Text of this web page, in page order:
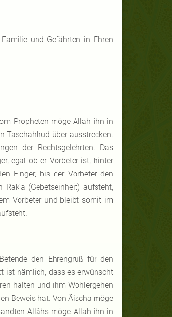
und Gefährten in Ehren
Propheten möge Allah ihn in
Taschahhud über ausstrecken.
der Rechtsgelehrten. Das
egal ob er Vorbeter ist, hinter
Finger, bis der Vorbeter den
(Gebetseinheit) aufsteht,
Vorbeter und bleibt somit im
den Ehrengruß für den
ist nämlich, dass es erwünscht
halten und ihm Wohlergehen
Beweis hat. Von Âischa möge
Allâhs möge Allah ihn in